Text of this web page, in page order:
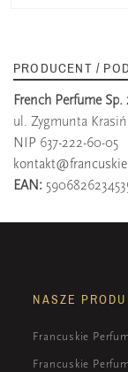
PRODUCENT /
French Perfume Sp.
ul. Zygmunta
NIP 637-222-60-05
EAN:
NASZE
Francuskie
Francuskie